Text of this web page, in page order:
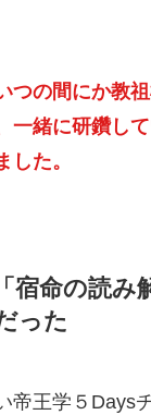
つの間にか教
一緒に研鑽し
した。
宿命の読み
った
帝王学５Days